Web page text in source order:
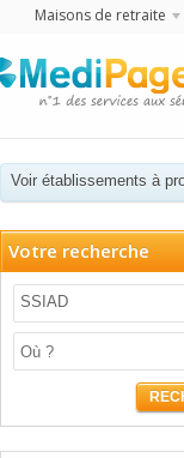
Maisons de retraite
Voir établissements à
Votre recherche
SSIAD